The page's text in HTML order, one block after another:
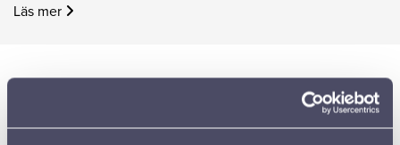
Läs mer
sivu
Seuraava
sivu